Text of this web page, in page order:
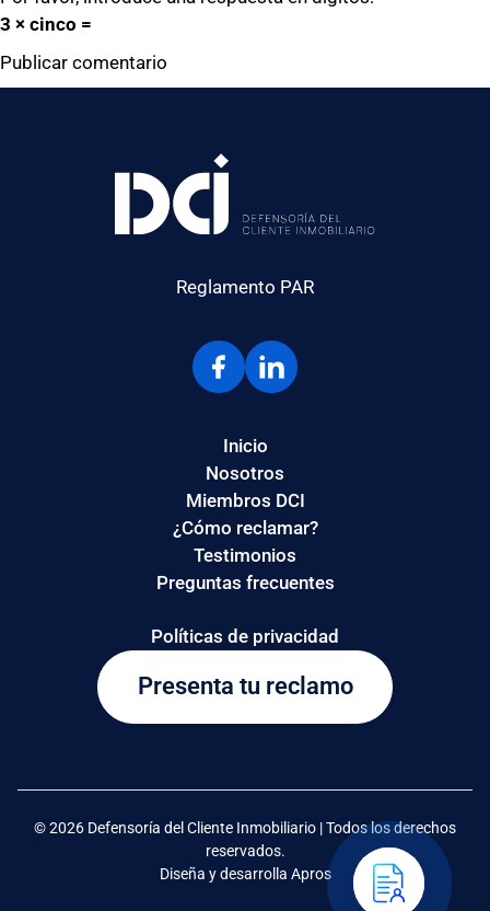
3 × cinco =
Reglamento PAR
Presenta tu reclamo
Inicio
Nosotros
Miembros DCI
¿Cómo reclamar?
Testimonios
Preguntas frecuentes
Políticas de privacidad
© 2026 Defensoría del Cliente Inmobiliario | Todos los derechos
reservados.
Diseña y desarrolla Apros